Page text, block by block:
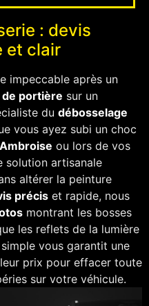
: devis
et clair
impeccable après un
portière sur un
du débosselage
vous ayez subi un choc
ou lors de vos
solution artisanale
altérer la peinture
précis et rapide, nous
montrant les bosses
les reflets de la lumière
vous garantit une
prix pour effacer toute
sur votre véhicule.